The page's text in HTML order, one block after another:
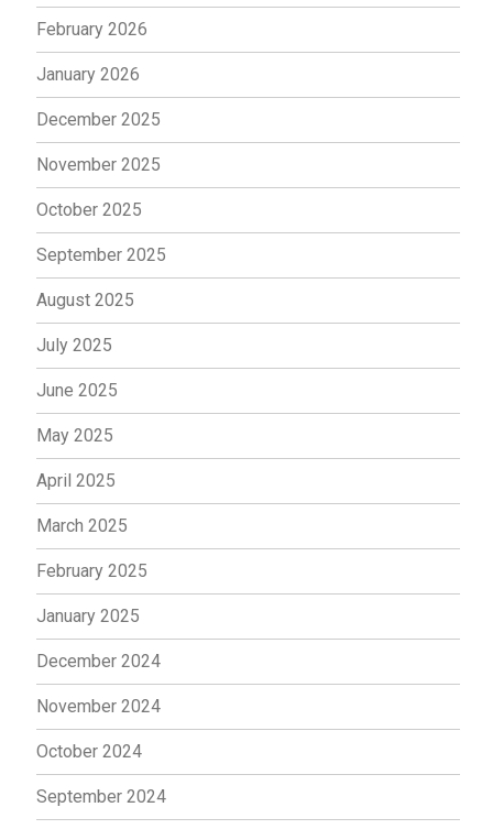
February 2026
January 2026
December 2025
November 2025
October 2025
September 2025
August 2025
July 2025
June 2025
May 2025
April 2025
March 2025
February 2025
January 2025
December 2024
November 2024
October 2024
September 2024